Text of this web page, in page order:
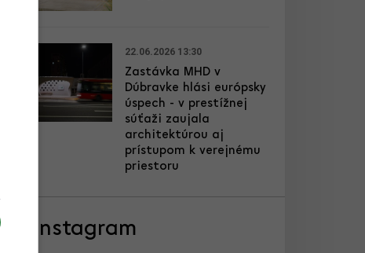
22.06.2026 13:30
Zastávka MHD v
Dúbravke hlási európsky
úspech - v prestížnej
súťaži zaujala
architektúrou aj
prístupom k verejnému
priestoru
Instagram